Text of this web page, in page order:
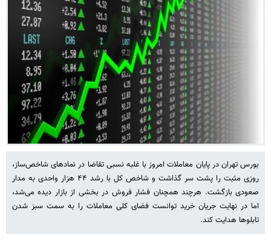
بورس تهران در پایان معاملات امروز با غلبه نسبی تقاضا در نمادهای شاخص‌ساز،
روزی مثبت را پشت سر گذاشت و شاخص کل با رشد ۴۴ هزار واحدی به مدار
صعودی بازگشت. هرچند همچنان فشار فروش در بخشی از بازار دیده می‌شد،
اما در نهایت جریان خرید توانست فضای کلی معاملات را به سمت سبز شدن
تابلوها هدایت کند.